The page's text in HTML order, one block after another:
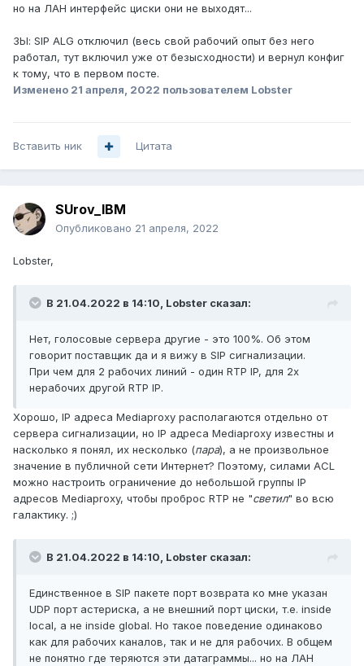
но на ЛАН интерфейс циски они не выходят...
ЗЫ: SIP ALG отключил (весь свой рабочий опыт без него
работал, тут включил уже от безысходности) и вернул конфиг
к тому, что в первом посте.
Изменено 21 апреля, 2022 пользователем Lobster
Вставить ник Цитата
SUrov_IBM
Опубликовано 21 апреля, 2022
Lobster,
В 21.04.2022 в 14:10, Lobster сказал:
Нет, голосовые сервера другие - это 100%. Об этом
говорит поставщик да и я вижу в SIP сигнализации.
При чем для 2 рабочих линий - один RTP IP, для 2х
нерабочих другой RTP IP.
Хорошо, IP адреса Mediaproxy располагаются отдельно от
сервера сигнализации, но IP адреса Mediaproxy известны и
насколько я понял, их несколько (пара), а не произвольное
значение в публичной сети Интернет? Поэтому, силами ACL
можно настроить ограничение до небольшой группы IP
адресов Mediaproxy, чтобы проброс RTP не "светил" во всю
галактику. ;)
В 21.04.2022 в 14:10, Lobster сказал:
Единственное в SIP пакете порт возврата ко мне указан
UDP порт астериска, а не внешний порт циски, т.е. inside
local, а не inside global. Но такое поведение одинаково
как для рабочих каналов, так и не для рабочих. В общем
не понятно где теряются эти датаграммы... но на ЛАН